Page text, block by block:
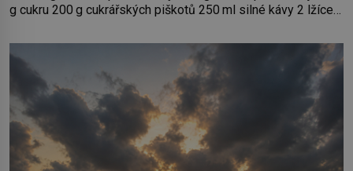
g cukru 200 g cukrářských piškotů 250 ml silné kávy 2 lžíce
bílků. Žloutky vyšlehejte s cukrem do světlé pěny a postupně
do nich vmíchejte mascarpone, aby vznikl hladký